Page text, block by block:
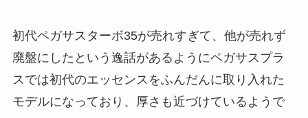
初代ペガサスターボ35が売れすぎて、他が売れず
廃盤にしたという逸話があるようにペガサスプラ
スでは初代のエッセンスをふんだんに取り入れた
モデルになっており、厚さも近づけているようで